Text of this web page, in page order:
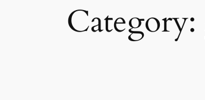
Category: